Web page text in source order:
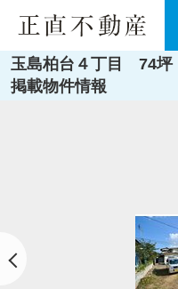
玉島柏台４丁目 74
掲載物件情報